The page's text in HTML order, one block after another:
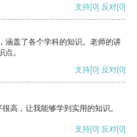
支持[0] 反对[0]
涵盖了各个学科的知识。老师的讲
。
支持[0] 反对[0]
高，让我能够学到实用的知识。
支持[0] 反对[0]